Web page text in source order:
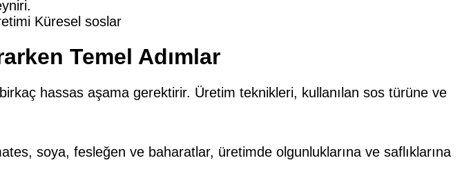
Temel Adımlar
hassas aşama gerektirir. Üretim teknikleri, kullanılan sos türüne ve
soya, fesleğen ve baharatlar, üretimde olgunluklarına ve saflıklarına